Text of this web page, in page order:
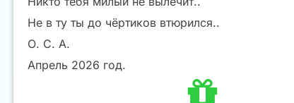
Не в ту ты до чёртиков втюрился..
О. С. А.
Апрель 2026 год.